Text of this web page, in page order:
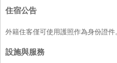
住宿公告
外籍住客僅可使用護照作為身份證件。
設施與服務